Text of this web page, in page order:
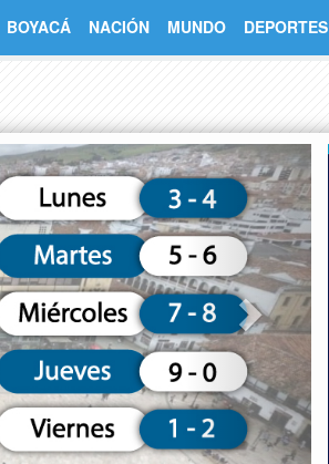
BOYACÁ NACIÓN MUNDO DEPORTES
Next